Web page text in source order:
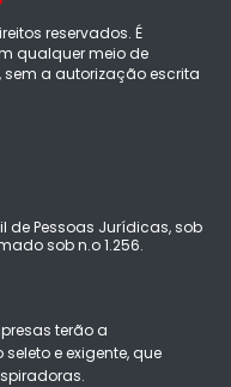
reservados. É
qualquer meio de
a autorização escrita
de Pessoas Jurídicas, sob
sob n.o 1.256.
terão a
e exigente, que